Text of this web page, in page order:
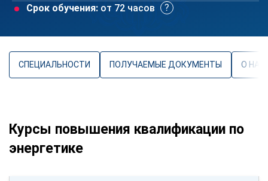
Срок обучения: от 72 часов
СПЕЦИАЛЬНОСТИ ПОЛУЧАЕМЫЕ ДОКУМЕНТЫ О
Курсы повышения квалификации по
энергетике